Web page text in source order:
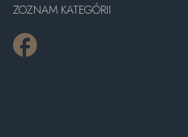
ZOZNAM KATEGÓRII